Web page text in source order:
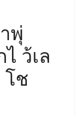
พุ่
ว้เล
โช